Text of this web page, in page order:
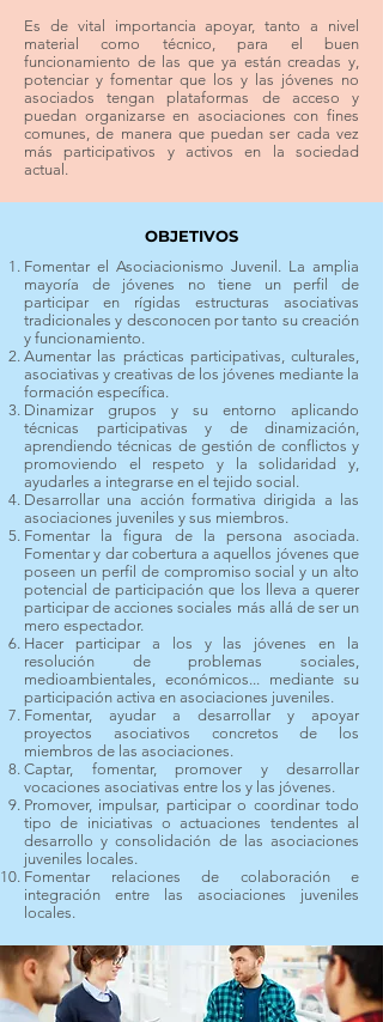
Es de vital importancia apoyar, tanto a nivel
material como técnico, para el buen
funcionamiento de las que ya están creadas y,
potenciar y fomentar que los y las jóvenes no
asociados tengan plataformas de acceso y
puedan organizarse en asociaciones con fines
comunes, de manera que puedan ser cada vez
más participativos y activos en la sociedad
actual.
OBJETIVOS
Fomentar el Asociacionismo Juvenil. La amplia
mayoría de jóvenes no tiene un perfil de
participar en rígidas estructuras asociativas
tradicionales y desconocen por tanto su creación
y funcionamiento.
Aumentar las prácticas participativas, culturales,
asociativas y creativas de los jóvenes mediante la
formación específica.
Dinamizar grupos y su entorno aplicando
técnicas participativas y de dinamización,
aprendiendo técnicas de gestión de conflictos y
promoviendo el respeto y la solidaridad y,
ayudarles a integrarse en el tejido social.
Desarrollar una acción formativa dirigida a las
asociaciones juveniles y sus miembros.
Fomentar la figura de la persona asociada.
Fomentar y dar cobertura a aquellos jóvenes que
poseen un perfil de compromiso social y un alto
potencial de participación que los lleva a querer
participar de acciones sociales más allá de ser un
mero espectador.
Hacer participar a los y las jóvenes en la
resolución de problemas sociales,
medioambientales, económicos... mediante su
participación activa en asociaciones juveniles.
Fomentar, ayudar a desarrollar y apoyar
proyectos asociativos concretos de los
miembros de las asociaciones.
Captar, fomentar, promover y desarrollar
vocaciones asociativas entre los y las jóvenes.
Promover, impulsar, participar o coordinar todo
tipo de iniciativas o actuaciones tendentes al
desarrollo y consolidación de las asociaciones
juveniles locales.
Fomentar relaciones de colaboración e
integración entre las asociaciones juveniles
locales.